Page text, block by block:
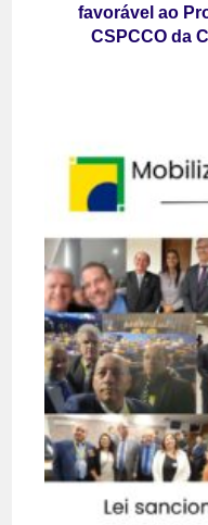
favorável ao
CSPCCO da